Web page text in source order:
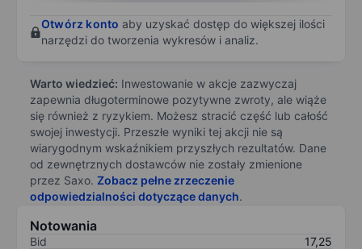
Otwórz konto aby uzyskać dostęp do większej ilości
narzędzi do tworzenia wykresów i analiz.
Warto wiedzieć: Inwestowanie w akcje zazwyczaj
zapewnia długoterminowe pozytywne zwroty, ale wiąże
się również z ryzykiem. Możesz stracić część lub całość
swojej inwestycji. Przeszłe wyniki tej akcji nie są
wiarygodnym wskaźnikiem przyszłych rezultatów. Dane
od zewnętrznych dostawców nie zostały zmienione
przez Saxo. Zobacz pełne zrzeczenie
odpowiedzialności dotyczące danych.
Notowania
Bid
17,25